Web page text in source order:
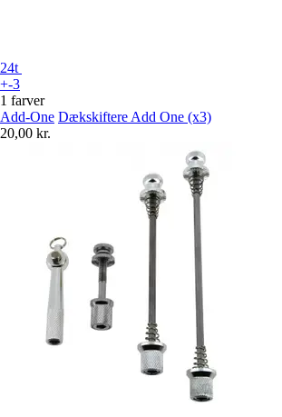
24t
+-3
1 farver
Add-One Dækskiftere Add One (x3)
20,00 kr.